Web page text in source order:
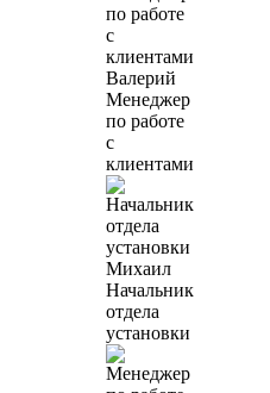
Валерий
Менеджер
по работе
с
клиентами
Михаил
Начальник
отдела
установки